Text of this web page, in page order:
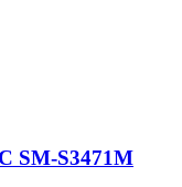
SM-S3471M